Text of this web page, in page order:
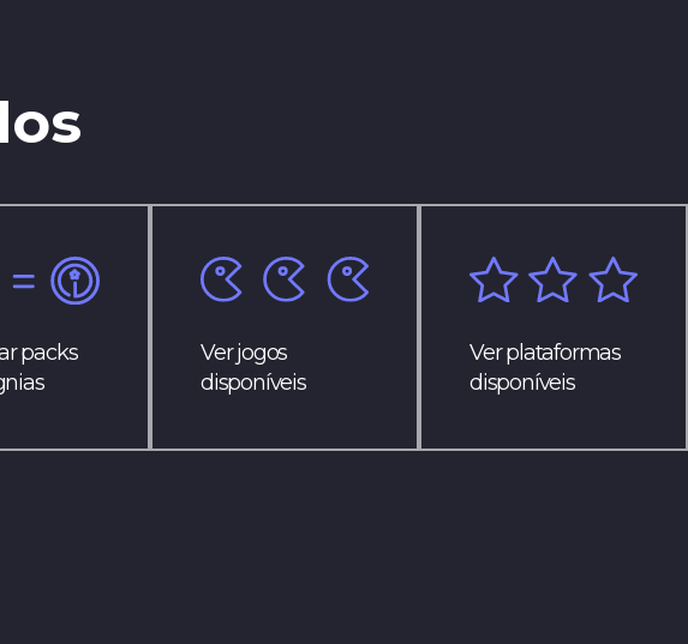
packs
Ver jogos
disponíveis
Ver plataformas
disponíveis